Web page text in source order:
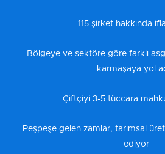
115 şirket hakkında
Bölgeye ve sektöre göre farklı
karmaşaya yol
Çiftçiyi 3-5 tüccara
Peşpeşe gelen zamlar, tarımsal
ediyor